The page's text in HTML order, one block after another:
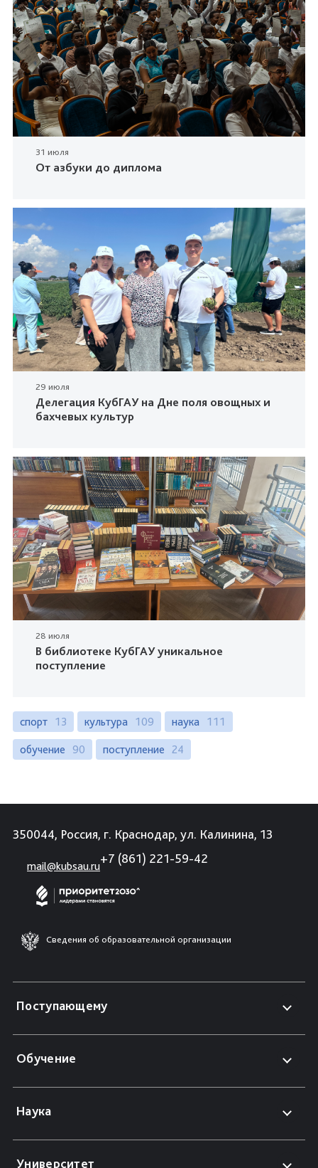
31 июля
От азбуки до диплома
29 июля
Делегация КубГАУ на Дне поля овощных и
бахчевых культур
28 июля
В библиотеке КубГАУ уникальное
поступление
спорт 13 культура 109 наука 111
обучение 90 поступление 24
350044, Россия, г. Краснодар, ул. Калинина, 13
mail@kubsau.ru
+7 (861) 221-59-42
Сведения об образовательной организации
Поступающему
Обучение
Наука
Университет